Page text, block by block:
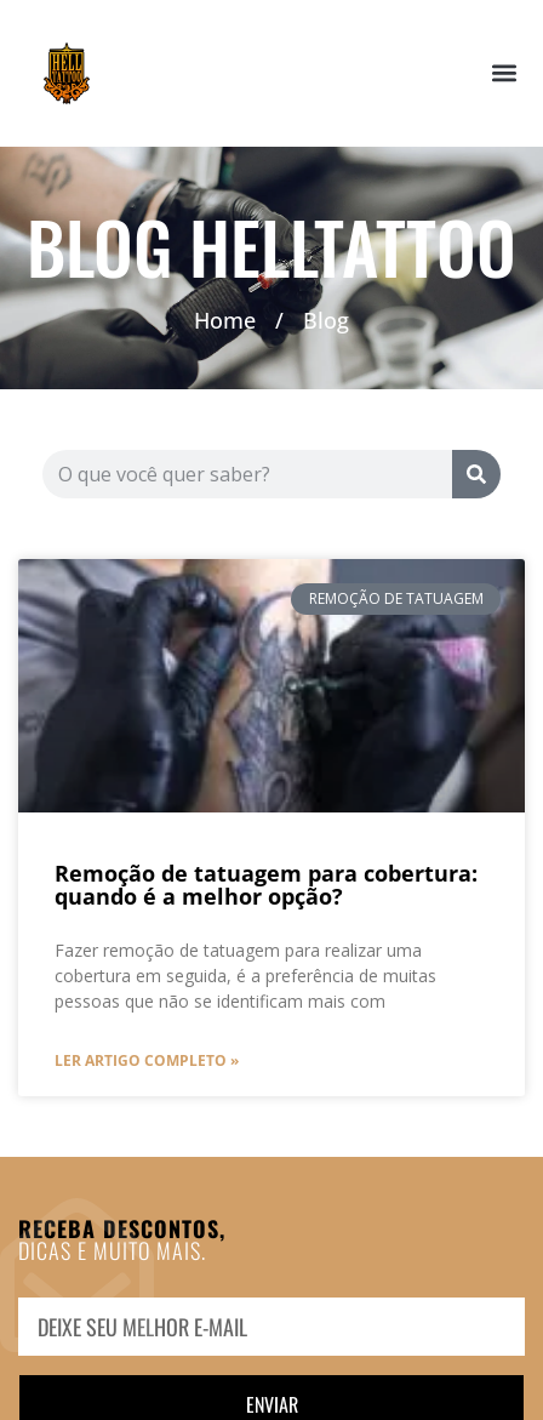
BLOG HELLTATTOO
Home / Blog
REMOÇÃO DE TATUAGEM
Remoção de tatuagem para cobertura:
quando é a melhor opção?
Fazer remoção de tatuagem para realizar uma
cobertura em seguida, é a preferência de muitas
pessoas que não se identificam mais com
LER ARTIGO COMPLETO »
RECEBA DESCONTOS,
DICAS E MUITO MAIS.
ENVIAR